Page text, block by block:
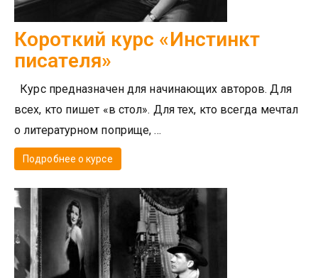
Короткий курс «Инстинкт
писателя»
Курс предназначен для начинающих авторов. Для
всех, кто пишет «в стол». Для тех, кто всегда мечтал
о литературном поприще, ...
Подробнее о курсе